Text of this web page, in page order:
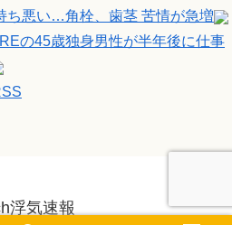
ち悪い…角栓、歯茎 苦情が急増
の45歳独身男性が半年後に仕事
浮気速報